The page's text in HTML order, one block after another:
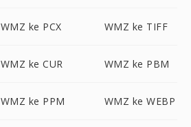
WMZ ke PCX WMZ ke TIFF
WMZ ke CUR WMZ ke PBM
WMZ ke PPM WMZ ke WEBP